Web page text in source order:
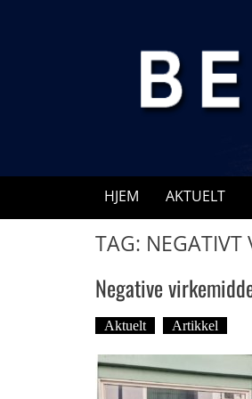
HJEM AKTUELT
TAG: NEGATIVT
Negative
Aktuelt Artikkel